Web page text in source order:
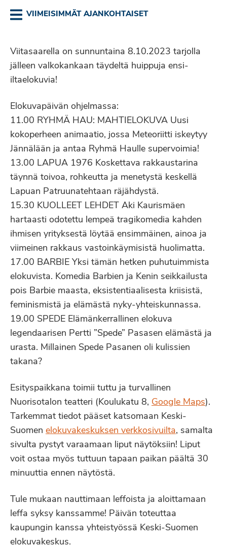
VIIMEISIMMÄT AJANKOHTAISET
Viitasaarella on sunnuntaina 8.10.2023 tarjolla
jälleen valkokankaan täydeltä huippuja ensi-
iltaelokuvia!
Elokuvapäivän ohjelmassa:
11.00 RYHMÄ HAU: MAHTIELOKUVA Uusi
kokoperheen animaatio, jossa Meteoriitti iskeytyy
Jännälään ja antaa Ryhmä Haulle supervoimia!
13.00 LAPUA 1976 Koskettava rakkaustarina
täynnä toivoa, rohkeutta ja menetystä keskellä
Lapuan Patruunatehtaan räjähdystä.
15.30 KUOLLEET LEHDET Aki Kaurismäen
hartaasti odotettu lempeä tragikomedia kahden
ihmisen yrityksestä löytää ensimmäinen, ainoa ja
viimeinen rakkaus vastoinkäymisistä huolimatta.
17.00 BARBIE Yksi tämän hetken puhutuimmista
elokuvista. Komedia Barbien ja Kenin seikkailusta
pois Barbie maasta, eksistentiaalisesta kriisistä,
feminismistä ja elämästä nyky-yhteiskunnassa.
19.00 SPEDE Elämänkerrallinen elokuva
legendaarisen Pertti ”Spede” Pasasen elämästä ja
urasta. Millainen Spede Pasanen oli kulissien
takana?
Esityspaikkana toimii tuttu ja turvallinen
Nuorisotalon teatteri (Koulukatu 8, Google Maps).
Tarkemmat tiedot pääset katsomaan Keski-
Suomen elokuvakeskuksen verkkosivuilta, samalta
sivulta pystyt varaamaan liput näytöksiin! Liput
voit ostaa myös tuttuun tapaan paikan päältä 30
minuuttia ennen näytöstä.
Tule mukaan nauttimaan leffoista ja aloittamaan
leffa syksy kanssamme! Päivän toteuttaa
kaupungin kanssa yhteistyössä Keski-Suomen
elokuvakeskus.